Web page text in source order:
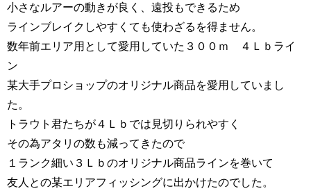
小さなルアーの動きが良く、遠投もできるため
ラインブレイクしやすくても使わざるを得ません。
数年前エリア用として愛用していた３００ｍ ４Ｌｂライ
ン
某大手プロショップのオリジナル商品を愛用していまし
た。
トラウト君たちが４Ｌｂでは見切りられやすく
その為アタリの数も減ってきたので
１ランク細い３Ｌｂのオリジナル商品ラインを巻いて
友人との某エリアフィッシングに出かけたのでした。